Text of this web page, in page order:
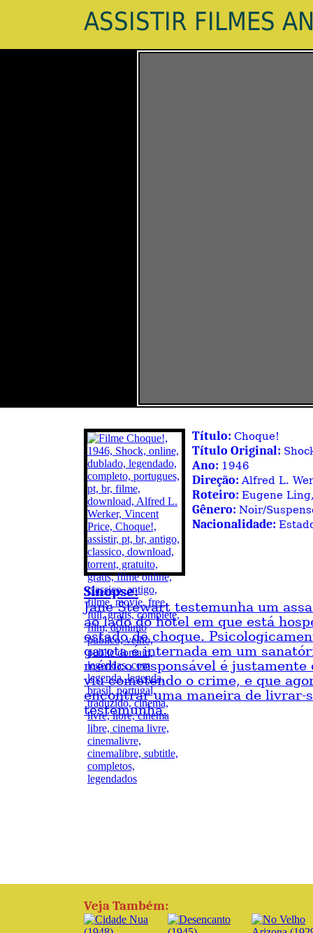
ASSISTIR FILMES
Título: Choque!
Título Original:
Ano: 1946
Direção:Alfred L.
Roteiro: Eugene
Gênero: Noir/
Nacionalidade:
Sinopse:
Jane Stewart testemunha um
ao lado do hotel em que está
estado de choque.
garota é internada em um
médico responsável é justamente
viu cometendo o crime, e que
encontrar uma maneira de livrar-
testemunha.
Veja Também: